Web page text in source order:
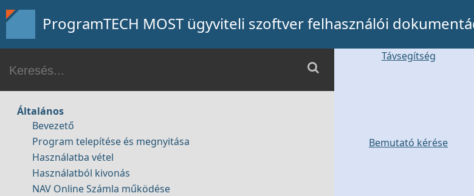
Távsegítség
Távsegítség
Bemutató kérése
Bemutató kérése
Elérhetőség
ProgramTECH MOST ügyviteli szoftver felhasználói
Általános
Bevezető
Program telepítése és megnyitása
Használatba vétel
Használatból kivonás
NAV Online Számla működése